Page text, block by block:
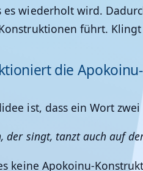
es wiederholt wird.
führt.
die
ist, dass ein Wort
der singt, tanzt auch auf
keine Apokoinu-